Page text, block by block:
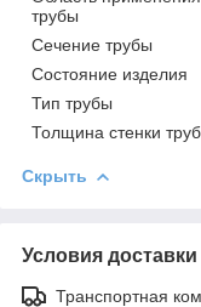
трубы
Сечение трубы
Состояние изделия
Тип трубы
Толщина стенки
Скрыть
Условия доставки
Транспортная